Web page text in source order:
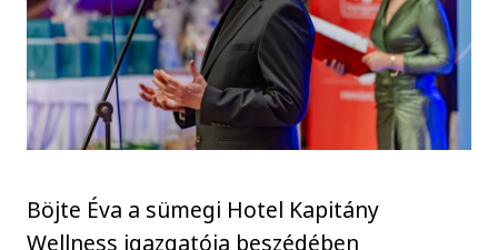
Böjte Éva a sümegi Hotel Kapitány
Wellness igazgatója beszédében